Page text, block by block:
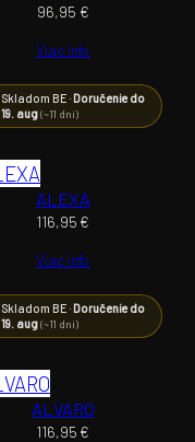
96,95 €
Viac info
Skladom BE ·Doručenie do
19. aug(~11 dní)
ALEXA
116,95 €
Viac info
Skladom BE ·Doručenie do
19. aug(~11 dní)
ALVARO
116,95 €